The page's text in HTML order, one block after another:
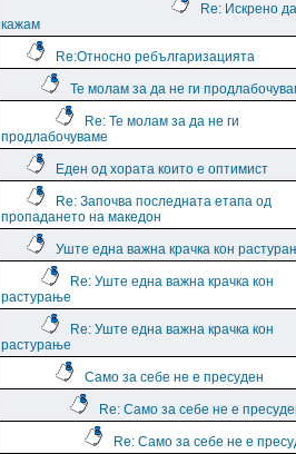
Re: Искрено
кажам
Re:Относно ребългаризацията
Те молам за да не ги
Re: Те молам за да не ги
продлабочуваме
Еден од хората които е оптимист
Re: Започва последната етапа од
пропадането на македон
Уште една важна крачка кон
Re: Уште една важна крачка кон
растурање
Re: Уште една важна крачка кон
растурање
Само за себе не е пресуден
Re: Само за себе не е
Re: Само за себе не е